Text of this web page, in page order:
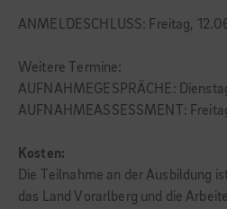
ANMELDESCHLUSS: Freitag,
Weitere Termine:
AUFNAHMEGESPRÄCHE:
AUFNAHMEASSESSMENT:
Kosten:
Die Teilnahme an der Ausbildung
das Land Vorarlberg und die